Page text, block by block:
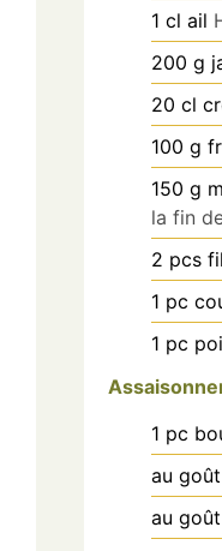
1 cl ail
200 g
20 cl
100 g
150 g
la fin
2 pcs
1 pc
1 pc
1 pc
au goût
au goût